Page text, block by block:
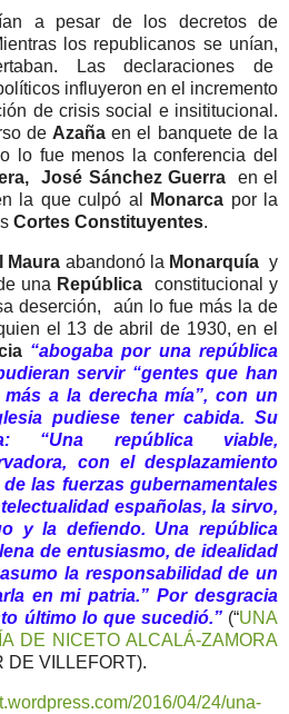
a pesar de los decretos de
los republicanos se unían,
Las declaraciones de
influyeron en el incremento
de crisis social e insititucional.
deAzaña en el banquete de la
lo fue menos
la conferencia del
José Sánchez Guerra
en el
la que culpó al Monarca por la
Cortes Constituyentes.
Maura abandonó la Monarquía y
una República
constitucional y
deserción,
aún lo fue más la de
el 13 de abril de 1930, en el
“abogaba por una república
servir “gentes que han
a la derecha mía”, con un
pudiese tener cabida. Su
“Una república viable,
con el desplazamiento
las fuerzas gubernamentales
españolas, la sirvo,
y la defiendo. Una república
de entusiasmo, de idealidad
la responsabilidad de un
en mi patria.” Por desgracia
último lo que sucedió.”(“UNA
DE NICETO ALCALÁ-ZAMORA
DE VILLEFORT).
2016/04/24/una-